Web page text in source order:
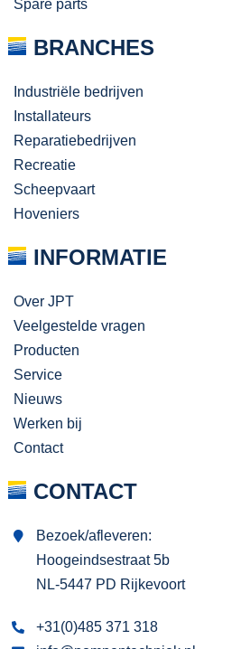
Spare parts
BRANCHES
Industriële bedrijven
Installateurs
Reparatiebedrijven
Recreatie
Scheepvaart
Hoveniers
INFORMATIE
Over JPT
Veelgestelde vragen
Producten
Service
Nieuws
Werken bij
Contact
CONTACT
Bezoek/afleveren:
Hoogeindsestraat 5b
NL-5447 PD Rijkevoort
+31(0)485 371 318